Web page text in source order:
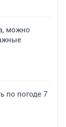
можно
по погоде 7